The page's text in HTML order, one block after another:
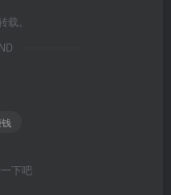
。
下吧